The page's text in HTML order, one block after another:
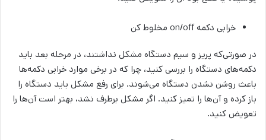
خرابی دکمه on/off مخلوط کن
در صورتی‌که پریز و سیم دستگاه مشکل نداشتند، در مرحله بعد باید
دکمه‌های دستگاه را بررسی کنید، چرا که در برخی موارد خرابی دکمه‌ها
باعث روشن نشدن دستگاه می‌شوند. برای رفع مشکل باید دستگاه را
باز کرده و آن‎‌ها را تمیز کنید. اگر مشکل برطرف نشد، بهتر است آن‌ها را
تعویض کنید.